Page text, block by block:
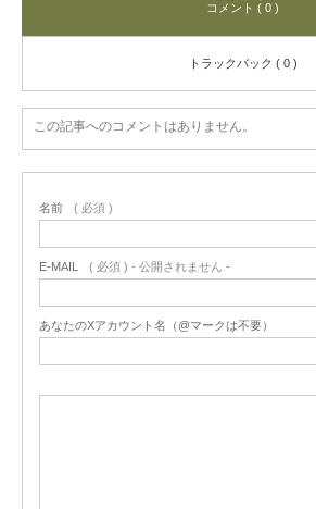
コメント ( 0 )
トラックバック ( 0 )
この記事へのコメントはありません。
名前 ( 必須 )
E-MAIL ( 必須 ) - 公開されません -
あなたのXアカウント名（@マークは不要）